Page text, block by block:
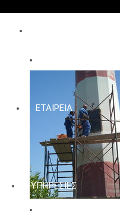
ΕΤΑΙΡΕΙΑ
ΥΠΗΡΕΣΙΕΣ